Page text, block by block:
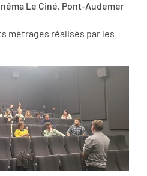
Le Ciné, Pont-Audemer
métrages réalisés par les